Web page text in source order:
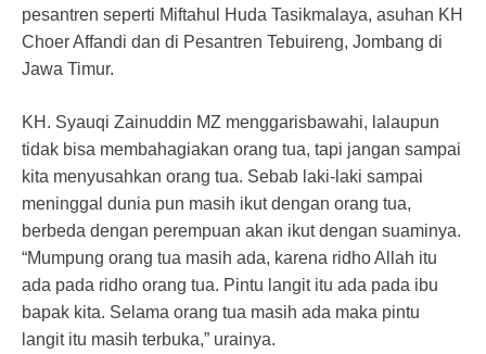
pesantren seperti Miftahul Huda Tasikmalaya, asuhan KH
Choer Affandi dan di Pesantren Tebuireng, Jombang di
Jawa Timur.
KH. Syauqi Zainuddin MZ menggarisbawahi, lalaupun
tidak bisa membahagiakan orang tua, tapi jangan sampai
kita menyusahkan orang tua. Sebab laki-laki sampai
meninggal dunia pun masih ikut dengan orang tua,
berbeda dengan perempuan akan ikut dengan suaminya.
“Mumpung orang tua masih ada, karena ridho Allah itu
ada pada ridho orang tua. Pintu langit itu ada pada ibu
bapak kita. Selama orang tua masih ada maka pintu
langit itu masih terbuka,” urainya.